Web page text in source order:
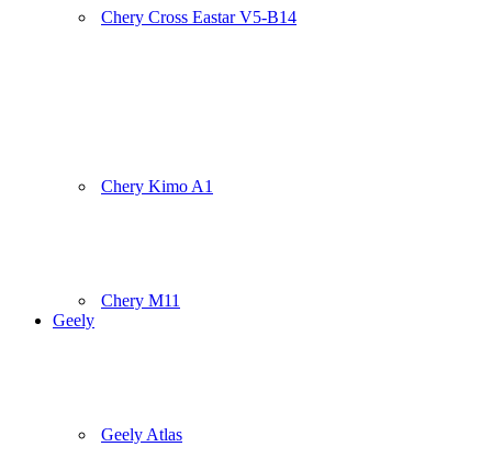
Chery Cross Eastar V5-B14
Chery Kimo A1
Chery M11
Geely
Geely Atlas